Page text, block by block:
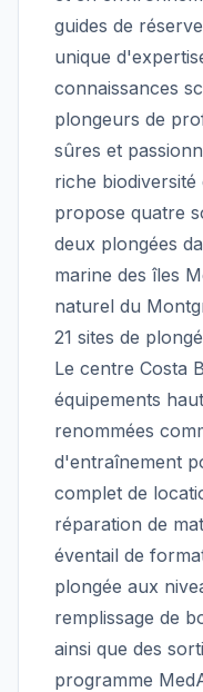
guides de
unique
connaissances
plongeurs de
sûres et
riche
propose quatre
deux plongées
marine des îles
naturel du
21 sites de
Le centre Costa
équipements
renommées
d'entraînement
complet de
réparation de
éventail de
plongée aux
remplissage de
ainsi que des
programme